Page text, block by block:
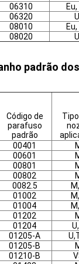
06310
06320
U
08010
08020 U
padrão
Código de
parafuso
padrão
00401
00601
00801
00802
0082.5
01002
01004
01202
01204
01205-A
01205-B
01210-B